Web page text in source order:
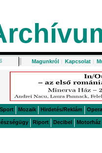
Magunkról | Kapcsolat |
Sport Mozaik Hirdetés/Reklám Opera
Riport Decibel Motorház